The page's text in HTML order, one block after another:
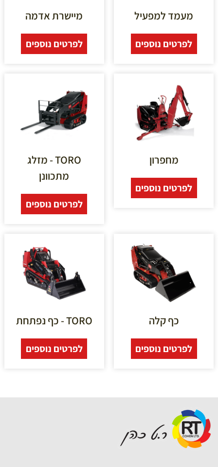
מעמד למפעיל
לפרטים נוספים
מיישרת אדמה
לפרטים נוספים
מחפרון
לפרטים נוספים
TORO - מזלג
מתכוונן
לפרטים נוספים
כף קלה
לפרטים נוספים
TORO - כף נפתחת
לפרטים נוספים